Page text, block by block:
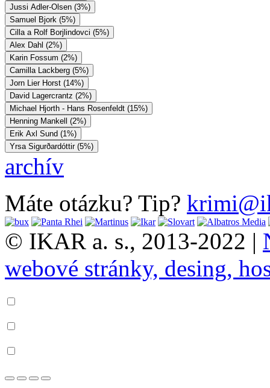
Jussi Adler-Olsen (3%)
Samuel Bjork (5%)
Cilla a Rolf Borjlindovci (5%)
Alex Dahl (2%)
Karin Fossum (2%)
Camilla Lackberg (5%)
Jorn Lier Horst (14%)
David Lagercrantz (2%)
Michael Hjorth - Hans Rosenfeldt (15%)
Henning Mankell (2%)
Erik Axl Sund (1%)
Yrsa Sigurðardóttir (5%)
archív
Máte otázku? Tip?
© IKAR a. s., 2013-2022 |
webové stránky, desing,